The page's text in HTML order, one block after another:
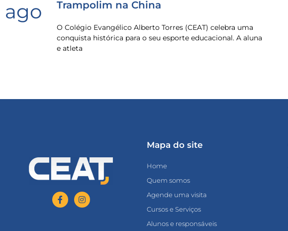
ago
Trampolim na China
O Colégio Evangélico Alberto Torres (CEAT) celebra uma
conquista histórica para o seu esporte educacional. A aluna
e atleta
Mapa do site
Home
Quem somos
Agende uma visita
Cursos e Serviços
Alunos e responsáveis